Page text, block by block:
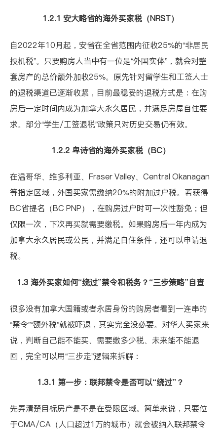
1.2.1 安大略省的海外买家税（NRST）
自2022年10月起，安省在全省范围内征收25%的“非居民
投机税”。只要购房人当中有一位是“外国实体”，就会对整
套房产的总价额外加收25%。原先针对留学生和工签人士
的退税渠道已逐渐收紧，目前最稳妥的退税方式是：在购
房后一定时间内成为加拿大永久居民，并满足房屋自住要
求。部分“学生/工签退税”政策只对历史交易仍有效。
1.2.2 卑诗省的海外买家税（BC）
在温哥华、维多利亚、Fraser Valley、Central Okanagan
等指定区域，外国买家需缴纳20%的附加过户税。若获得
BC省提名（BC PNP），在购房过户时可一次性豁免；但
仅限一次，下次再买就需要缴税。如果购房后一年内成为
加拿大永久居民或公民，并满足自住条件，还可以申请退
税。
1.3 海外买家如何“绕过”禁令和税务？“三步策略”自查
很多没有加拿大国籍或者永居身份的购房者看到一连串的
“禁令”“额外税”就被吓退，其实完全没必要。对华人买家来
说，判断自己能不能买、需要缴多少税、未来能不能退
回，完全可以用“三步走”逻辑来拆解：
1.3.1 第一步：联邦禁令是否可以“绕过”？
先弄清楚目标房产是不是在受限区域。简单来说，只要位
于CMA/CA（人口超过1万的城市）就会被纳入联邦禁令